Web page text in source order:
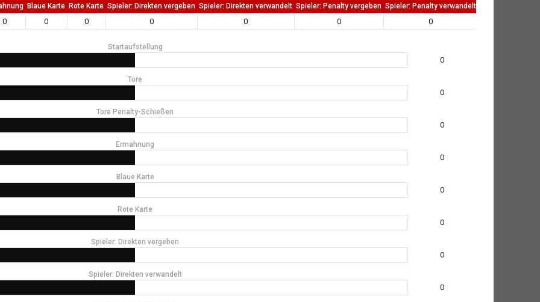
Blaue Karte Rote Karte Spieler: Direkten vergeben Spieler: Direkten verwandelt Spieler: Penalty vergeben Spieler: Penalty verwandelt
0 0 0 0 0 0 0
Startaufstellung
0
Tore
0
Tore Penalty-Schießen
0
Ermahnung
0
Blaue Karte
0
Rote Karte
0
Spieler: Direkten vergeben
0
Spieler: Direkten verwandelt
0